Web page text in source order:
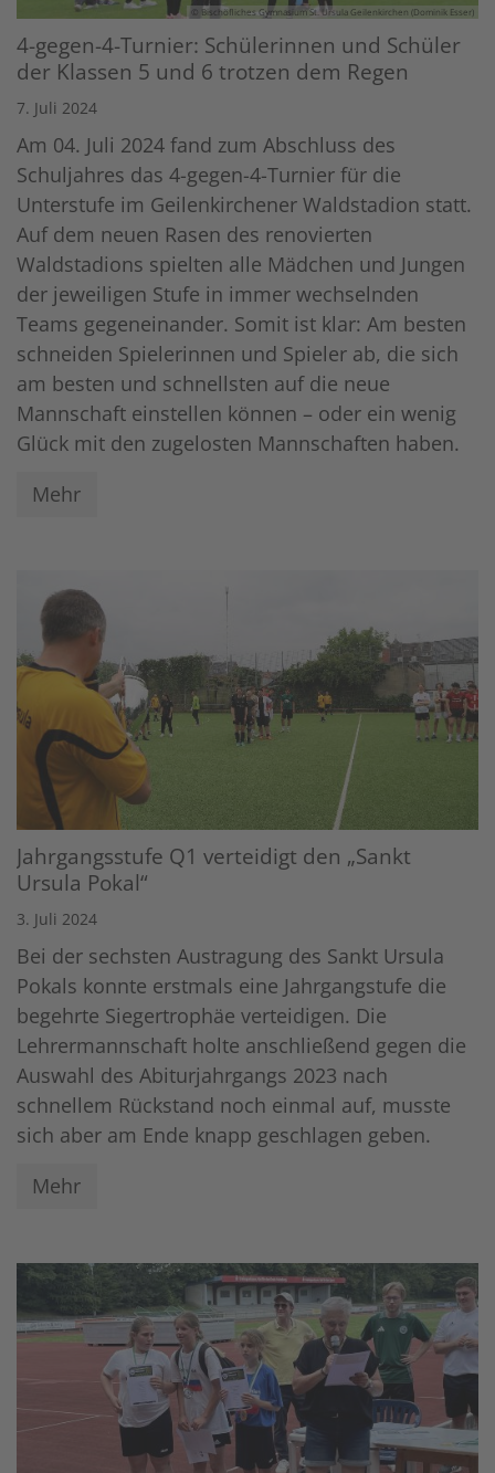
© Bischöfliches Gymnasium St. Ursula Geilenkirchen (Dominik Esser)
4-gegen-4-Turnier: Schülerinnen und Schüler
der Klassen 5 und 6 trotzen dem Regen
7. Juli 2024
Am 04. Juli 2024 fand zum Abschluss des
Schuljahres das 4-gegen-4-Turnier für die
Unterstufe im Geilenkirchener Waldstadion statt.
Auf dem neuen Rasen des renovierten
Waldstadions spielten alle Mädchen und Jungen
der jeweiligen Stufe in immer wechselnden
Teams gegeneinander. Somit ist klar: Am besten
schneiden Spielerinnen und Spieler ab, die sich
am besten und schnellsten auf die neue
Mannschaft einstellen können – oder ein wenig
Glück mit den zugelosten Mannschaften haben.
Mehr
Jahrgangsstufe Q1 verteidigt den „Sankt
Ursula Pokal“
3. Juli 2024
Bei der sechsten Austragung des Sankt Ursula
Pokals konnte erstmals eine Jahrgangstufe die
begehrte Siegertrophäe verteidigen. Die
Lehrermannschaft holte anschließend gegen die
Auswahl des Abiturjahrgangs 2023 nach
schnellem Rückstand noch einmal auf, musste
sich aber am Ende knapp geschlagen geben.
Mehr